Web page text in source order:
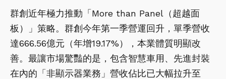
群創近年極力推動「More than Panel（超越面
板）」策略。群創今年第一季營運回升，單季營收
達666.56億元（年增19.17%），本業體質明顯改
善。最讓市場驚豔的是，包含智慧車用、先進封裝
在內的「非顯示器業務」營收佔比已大幅拉升至